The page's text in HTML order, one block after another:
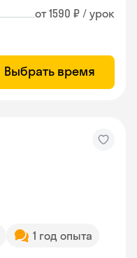
от 1590 ₽ / урок
Выбрать время
1 год опыта